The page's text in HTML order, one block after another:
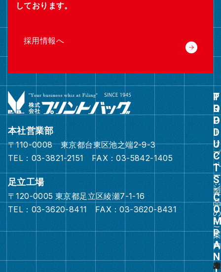
しております。
採用情報へ
本社営業部
〒110-0008 東京都台東区池之端2-9-3
TEL：03-3821-2151 FAX：03-5842-1405
足立工場
〒120-0005 東京都足立区綾瀬7-1-16
TEL：03-3620-8411 FAX：03-3620-8431
ト
ッ
プ
ペ
ー
ジ
グ
ル
ー
プ
リ
ン
ク
グ
ル
ー
プ
リ
ン
製
品
の
ご
案
内
オ
白
ス
カ
オ
タ
そ
綴